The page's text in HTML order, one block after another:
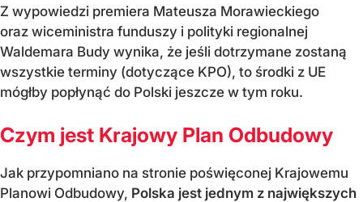
Z wypowiedzi premiera Mateusza Morawieckiego
oraz wiceministra funduszy i polityki regionalnej
Waldemara Budy wynika, że jeśli dotrzymane zostaną
wszystkie terminy (dotyczące KPO), to środki z UE
mógłby popłynąć do Polski jeszcze w tym roku.
Czym jest Krajowy Plan Odbudowy
Jak przypomniano na stronie poświęconej Krajowemu
Planowi Odbudowy, Polska jest jednym z największych